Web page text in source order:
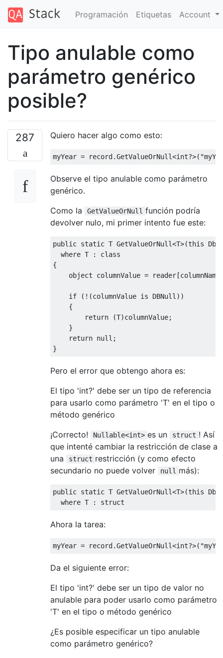
Programación Etiquetas Account
Tipo anulable como
parámetro genérico
posible?
287 Quiero hacer algo como esto:
myYear = record.GetValueOrNull<int?>(
Observe el tipo anulable como parámetro
genérico.
Como la
GetValueOrNull función podría
devolver nulo, mi primer intento fue este:
public static T GetValueOrNull<T>(this
where T :
class
{
object columnValue = reader[columnName
if (!(columnValue is DBNull ))
{
return
(T)columnValue;
}
return null ;
}
Pero el error que obtengo ahora es:
El tipo 'int?' debe ser un tipo de referencia
para usarlo como parámetro 'T' en el tipo o
método genérico
¡Correcto!
Nullable<int> es un struct ! Así
que intenté cambiar la restricción de clase a
una
struct restricción (y como efecto
secundario no puede volver
null más):
public static T GetValueOrNull<T>(this
where T : struct
Ahora la tarea:
myYear = record.GetValueOrNull<int?>(
Da el siguiente error:
El tipo 'int?' debe ser un tipo de valor no
anulable para poder usarlo como parámetro
'T' en el tipo o método genérico
¿Es posible especificar un tipo anulable
como parámetro genérico?